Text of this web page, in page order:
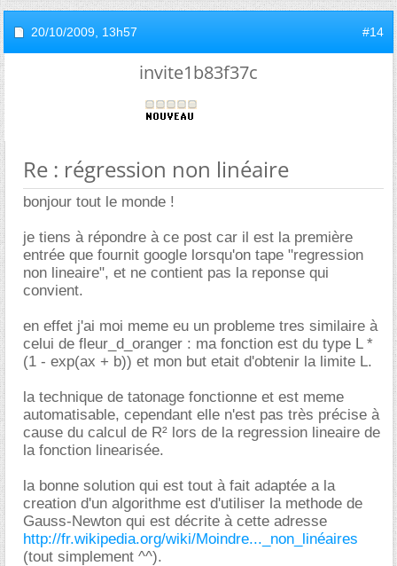
20/10/2009, 13h57 #14
invite1b83f37c
Re : régression non linéaire
bonjour tout le monde !
je tiens à répondre à ce post car il est la première
entrée que fournit google lorsqu'on tape "regression
non lineaire", et ne contient pas la reponse qui
convient.
en effet j'ai moi meme eu un probleme tres similaire à
celui de fleur_d_oranger : ma fonction est du type L *
(1 - exp(ax + b)) et mon but etait d'obtenir la limite L.
la technique de tatonage fonctionne et est meme
automatisable, cependant elle n'est pas très précise à
cause du calcul de R² lors de la regression lineaire de
la fonction linearisée.
la bonne solution qui est tout à fait adaptée a la
creation d'un algorithme est d'utiliser la methode de
Gauss-Newton qui est décrite à cette adresse
http://fr.wikipedia.org/wiki/Moindre..._non_linéaires
(tout simplement ^^).